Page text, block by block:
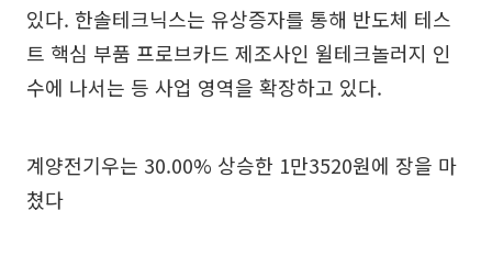
있다. 한솔테크닉스는 유상증자를 통해 반도체 테스
트 핵심 부품 프로브카드 제조사인 윌테크놀러지 인
수에 나서는 등 사업 영역을 확장하고 있다.
계양전기우는 30.00% 상승한 1만3520원에 장을 마
쳤다